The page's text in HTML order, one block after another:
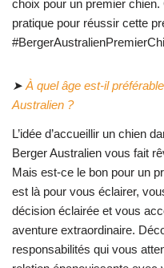
choix pour un premier
pratique pour réussir cette
➤ À quel âge est-il
Australien ?
L’idée d’accueillir un chien
Berger Australien vous fait
Mais est-ce le bon pour un
est là pour vous éclairer,
décision éclairée et vous
aventure extraordinaire.
responsabilités qui vous